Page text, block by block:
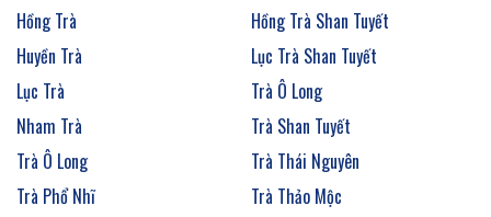
Hồng Trà
Huyền Trà
Lục Trà
Nham Trà
Trà Ô Long
Trà Phổ Nhĩ
Hồng Trà Shan Tuyết
Lục Trà Shan Tuyết
Trà Ô Long
Trà Shan Tuyết
Trà Thái Nguyên
Trà Thảo Mộc